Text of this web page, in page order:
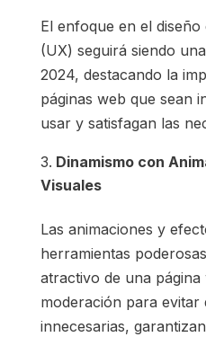
El enfoque en el
(UX) seguirá siendo
2024, destacando la
páginas web que sean
usar y satisfagan las
Dinamismo con
Visuales
Las animaciones y
herramientas
atractivo de una
moderación para evitar
innecesarias,